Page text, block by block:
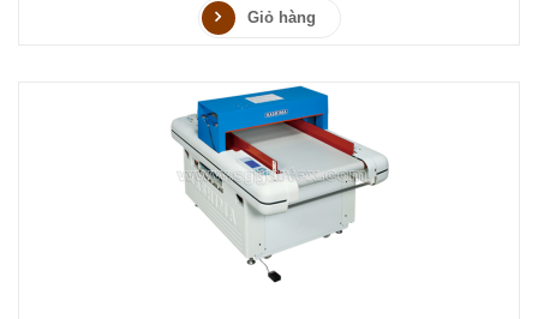
Giỏ hàng